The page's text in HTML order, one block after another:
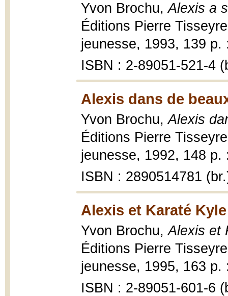
Yvon Brochu,Alexis a
Éditions Pierre
jeunesse, 1993, 139 p.
ISBN : 2-89051-521-4
Alexis dans de
Yvon Brochu,Alexis
Éditions Pierre
jeunesse, 1992, 148 p.
ISBN : 2890514781
Alexis et Karaté
Yvon Brochu,Alexis et
Éditions Pierre
jeunesse, 1995, 163 p.
ISBN : 2-89051-601-6